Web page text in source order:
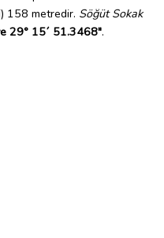
158 metredir. Söğüt Sokak
29° 15´ 51.3468".